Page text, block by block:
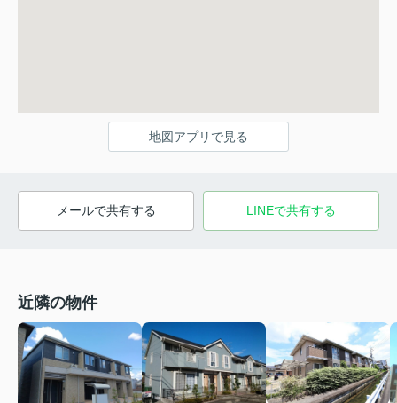
地図アプリで見る
メールで共有する LINEで共有する
近隣の物件